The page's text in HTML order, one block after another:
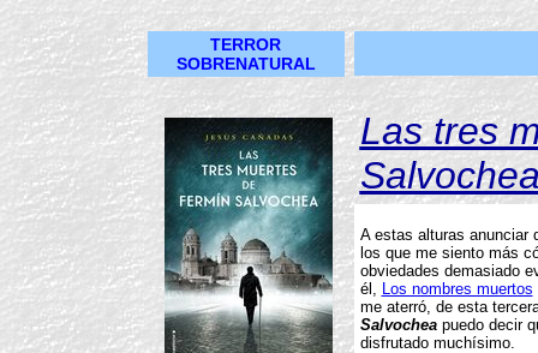
TERROR
SOBRENATURAL
Las tres
A estas alturas anunciar
los que me siento más
obviedades demasiado
él, Los nombres muertos
me aterró, de esta
Salvocheapuedo decir
disfrutado muchísimo.